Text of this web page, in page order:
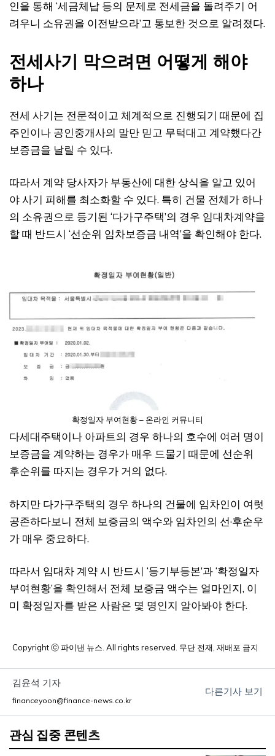
인을 통해 ‘세금체납 등의 문제로 전세금을 돌려주기 어
려우니 소유권을 이전받으라’고 통보한 것으로 알려졌다.
전세사기 막으려면 어떻게 해야
하나
전세 사기는 전문적이고 체계적으로 진행되기 때문에 집
주인이나 공인중개사의 말만 믿고 무턱대고 계약했다간
보증금을 날릴 수 있다.
따라서 계약 당사자가 부동산에 대한 상식을 알고 있어
야 사기 피해를 최소화할 수 있다. 특히 건물 전체가 하나
의 소유권으로 등기된 ‘다가구주택’의 경우 임대차계약을
할 때 반드시 ‘선순위 임차보증금 내역’을 확인해야 한다.
확정일자 부여현황 – 온라인 커뮤니티
다세대주택이나 아파트의 경우 하나의 호수에 여러 명이
보증금을 계약하는 경우가 매우 드물기 때문에 선순위
후순위를 따지는 경우가 거의 없다.
하지만 다가구주택의 경우 하나의 건물에 임차인이 여럿
공존하다보니 전체 보증금의 액수와 임차인의 선·후순우
가 매우 중요하다.
따라서 임대차 계약 시 반드시 ‘등기부등본’과 ‘확정일자
부여현황’을 확인해서 전체 보증금 액수는 얼마인지, 이
미 확정일자를 받은 사람은 몇 명인지 알아봐야 한다.
Copyright ⓒ 파이낸 뉴스. All rights reserved. 무단 전재, 재배포 금지
김윤석 기자
financeyoon@finance-news.co.kr
다른기사 보기
관심 집중 콘텐츠